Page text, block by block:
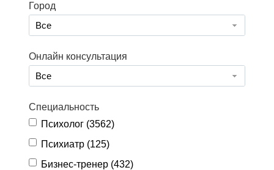
Город
Все
Онлайн консультация
Все
Специальность
Психолог (3562)
Психиатр (125)
Бизнес-тренер (432)